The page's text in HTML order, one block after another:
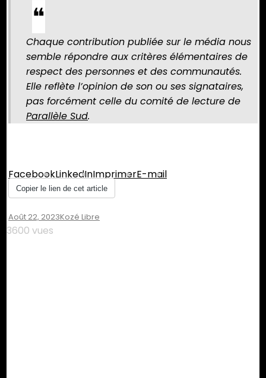
Chaque contribution publiée sur le média nous
semble répondre aux critères élémentaires de
respect des personnes et des communautés.
Elle reflète l’opinion de son ou ses signataires,
pas forcément celle du comité de lecture de
Parallèle Sud.
FacebookLinkedInImprimerE-mail
Copier le lien de cet article
Août 22, 2023Kozé Libre
3600 vues